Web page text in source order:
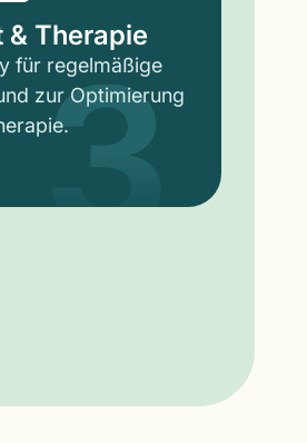
Therapie
für regelmäßige
zur Optimierung
3